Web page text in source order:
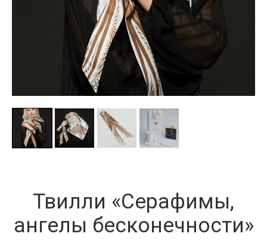
Твилли «Серафимы,
ангелы бесконечности»